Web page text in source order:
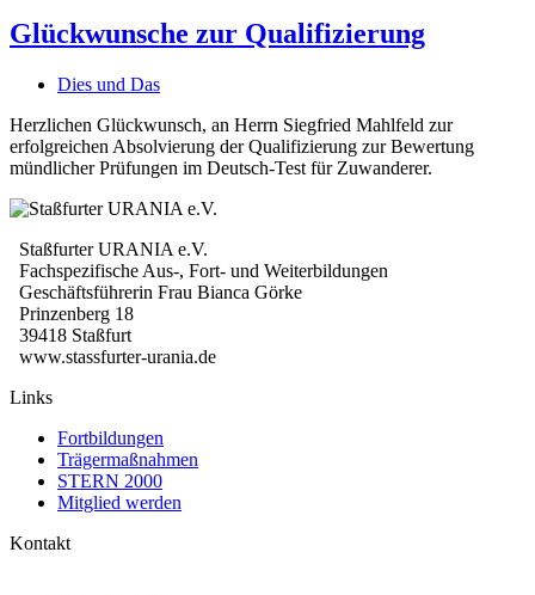
Glückwunsche zur Qualifizierung
Dies und Das
Herzlichen Glückwunsch, an Herrn Siegfried Mahlfeld zur
erfolgreichen Absolvierung der Qualifizierung zur Bewertung
mündlicher Prüfungen im Deutsch-Test für Zuwanderer.
Staßfurter URANIA e.V.
Fachspezifische Aus-, Fort- und Weiterbildungen
Geschäftsführerin Frau Bianca Görke
Prinzenberg 18
39418 Staßfurt
www.stassfurter-urania.de
Links
Fortbildungen
Trägermaßnahmen
STERN 2000
Mitglied werden
Kontakt